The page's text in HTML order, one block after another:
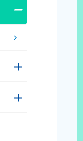
おトクな情報